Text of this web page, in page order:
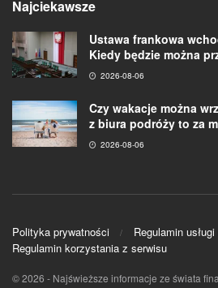
Najciekawsze
Ustawa frankowa
Kiedy będzie można
2026-08-06
Czy wakacje można
z biura podróży to za
2026-08-06
Polityka prywatności
Regulamin
Regulamin korzystania z serwisu
© 2026 - Najświeższe informacje ze świata